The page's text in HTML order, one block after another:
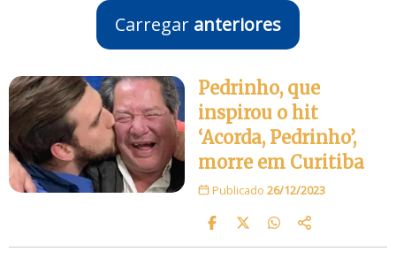
Carregar anteriores
Pedrinho, que
inspirou o hit
‘Acorda, Pedrinho’,
morre em Curitiba
Publicado 26/12/2023